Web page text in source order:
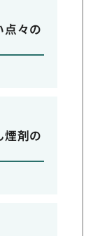
々の
煙剤の